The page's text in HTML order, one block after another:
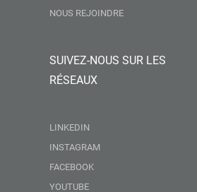
NOUS REJOINDRE
SUIVEZ-NOUS SUR LES
RÉSEAUX
LINKEDIN
INSTAGRAM
FACEBOOK
YOUTUBE